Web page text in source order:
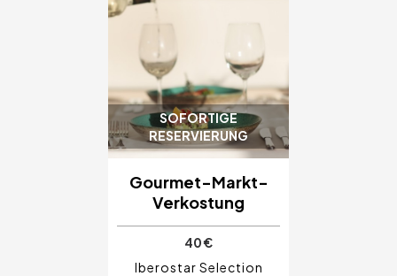
SOFORTIGE
RESERVIERUNG
Gourmet-Markt-
Verkostung
40 €
Iberostar Selection